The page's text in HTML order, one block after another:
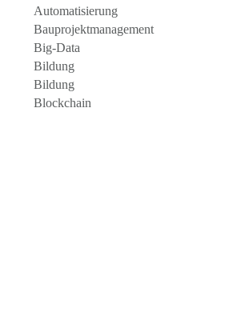
Automatisierung
Bauprojektmanagement
Big-Data
Bildung
Bildung
Blockchain